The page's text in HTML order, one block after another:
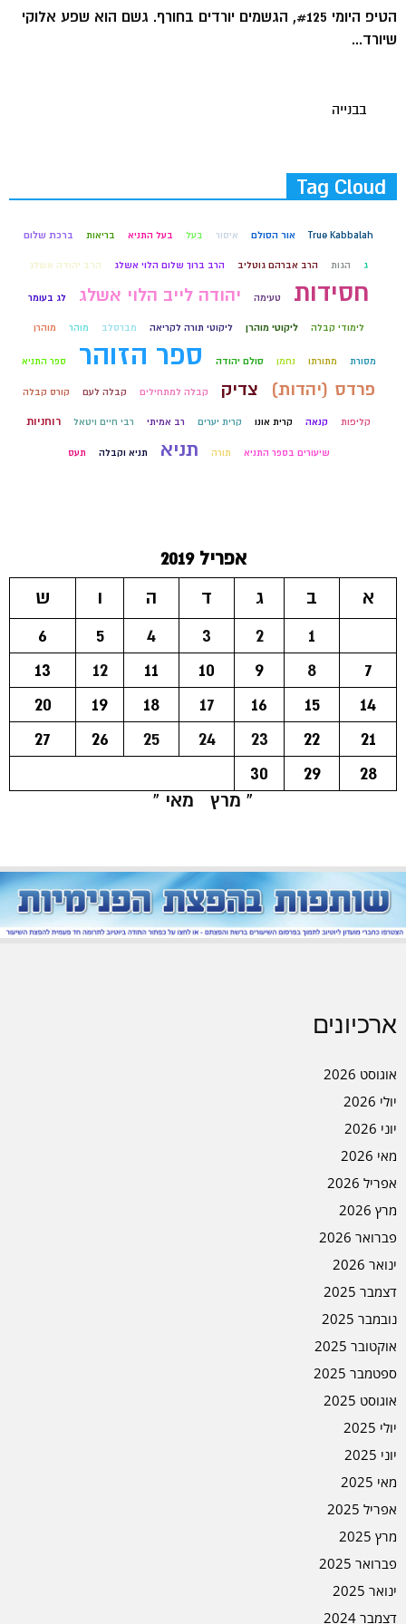
הטיפ היומי #125, הגשמים יורדים בחורף. גשם הוא שפע אלוקי
שיורד...
בבנייה
Tag Cloud
True Kabbalah אור הסולם איסור בעל בעל התניא בריאות ברכת שלום
ג הגות הרב אברהם גוטליב הרב ברוך שלום הלוי אשלג הרב יהודה אשלג
חסידות טעימה יהודה לייב הלוי אשלג לג בעומר
לימודי קבלה ליקוטי מוהרן ליקוטי תורה לקריאה מברסלב מוהר מוהרן
מסורת מתורתו נחמן סולם יהודה ספר הזוהר ספר התניא
פרדס (יהדות) צדיק קבלה למתחילים קבלה לעם קורס קבלה
קליפות קנאה קרית אונו קרית יערים רב אמיתי רבי חיים ויטאל רוחניות
שיעורים בספר התניא תורה תניא תניא וקבלה תעס
אפריל 2019
א
ב ג ד ה ו
ש
1
2
3
4
5
6
7
8
9
10
11
12
13
14
15
16
17
18
19
20
21
22
23
24
25
26
27
28
29
30
« מרץ
מאי »
ארכיונים
אוגוסט 2026
יולי 2026
יוני 2026
מאי 2026
אפריל 2026
מרץ 2026
פברואר 2026
ינואר 2026
דצמבר 2025
נובמבר 2025
אוקטובר 2025
ספטמבר 2025
אוגוסט 2025
יולי 2025
יוני 2025
מאי 2025
אפריל 2025
מרץ 2025
פברואר 2025
ינואר 2025
דצמבר 2024